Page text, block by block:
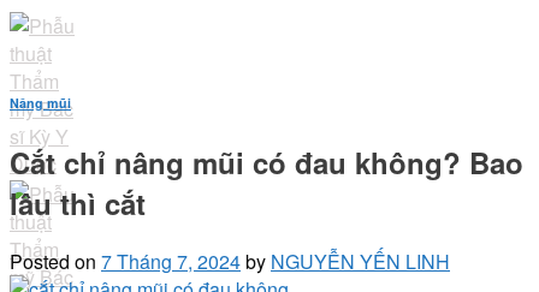
Skip
to
content
Nâng mũi
Cắt chỉ nâng mũi có đau không? Bao
lâu thì cắt
Posted on 7 Tháng 7, 2024by NGUYỄN YẾN LINH